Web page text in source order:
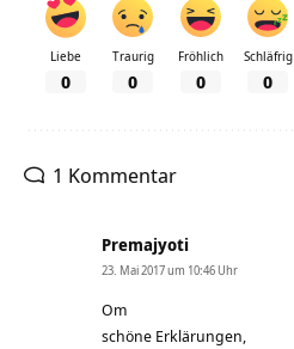
Liebe
0
Traurig
0
Fröhlich
0
Schläfrig
0
1 Kommentar
Premajyoti
23. Mai 2017 um 10:46 Uhr
Om
schöne Erklärungen,